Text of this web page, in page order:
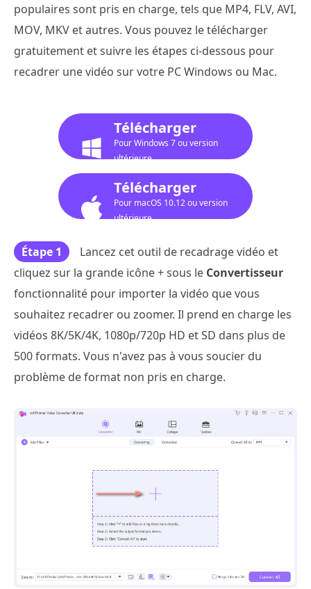
populaires sont pris en charge, tels que MP4, FLV, AVI,
MOV, MKV et autres. Vous pouvez le télécharger
gratuitement et suivre les étapes ci-dessous pour
recadrer une vidéo sur votre PC Windows ou Mac.
Télécharger
Pour Windows 7 ou version
ultérieure
Télécharger
Pour macOS 10.12 ou version
ultérieure
Étape 1
Lancez cet outil de recadrage vidéo et
cliquez sur la grande icône + sous le Convertisseur
fonctionnalité pour importer la vidéo que vous
souhaitez recadrer ou zoomer. Il prend en charge les
vidéos 8K/5K/4K, 1080p/720p HD et SD dans plus de
500 formats. Vous n'avez pas à vous soucier du
problème de format non pris en charge.